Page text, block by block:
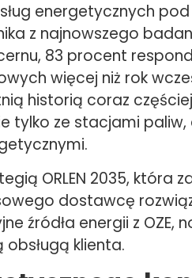
energetycznych
z najnowszego
83 procent
więcej niż rok
historią coraz
tylko ze stacjami paliw,
ORLEN 2035, która
dostawcę
źródła energii z OZE,
klienta.